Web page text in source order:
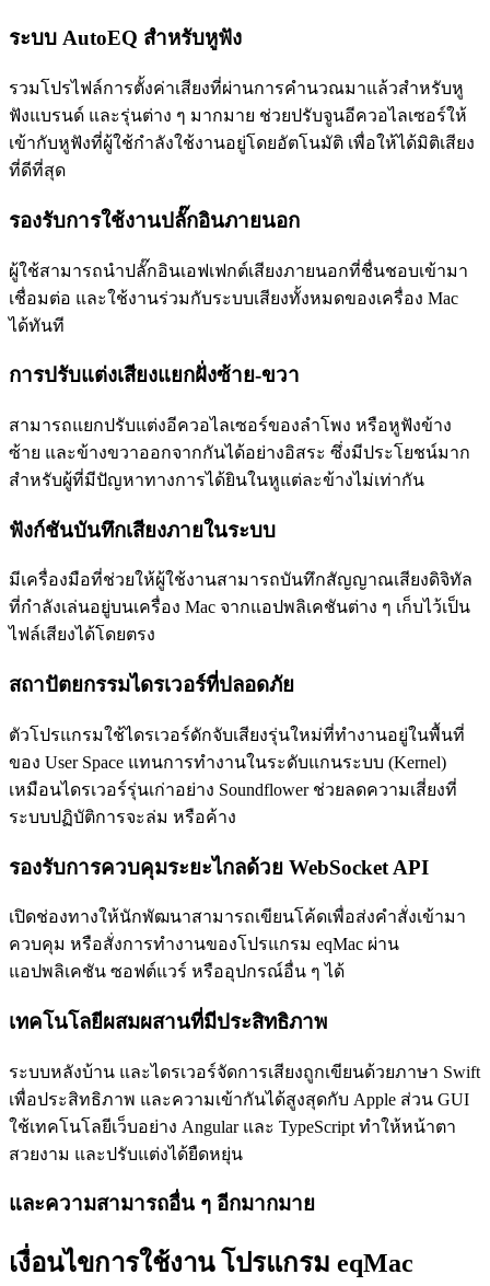
ระบบ AutoEQ สำหรับหูฟัง
รวมโปรไฟล์การตั้งค่าเสียงที่ผ่านการคำนวณมาแล้วสำหรับหู
ฟังแบรนด์ และรุ่นต่าง ๆ มากมาย ช่วยปรับจูนอีควอไลเซอร์ให้
เข้ากับหูฟังที่ผู้ใช้กำลังใช้งานอยู่โดยอัตโนมัติ เพื่อให้ได้มิติเสียง
ที่ดีที่สุด
รองรับการใช้งานปลั๊กอินภายนอก
ผู้ใช้สามารถนำปลั๊กอินเอฟเฟกต์เสียงภายนอกที่ชื่นชอบเข้ามา
เชื่อมต่อ และใช้งานร่วมกับระบบเสียงทั้งหมดของเครื่อง Mac
ได้ทันที
การปรับแต่งเสียงแยกฝั่งซ้าย-ขวา
สามารถแยกปรับแต่งอีควอไลเซอร์ของลำโพง หรือหูฟังข้าง
ซ้าย และข้างขวาออกจากกันได้อย่างอิสระ ซึ่งมีประโยชน์มาก
สำหรับผู้ที่มีปัญหาทางการได้ยินในหูแต่ละข้างไม่เท่ากัน
ฟังก์ชันบันทึกเสียงภายในระบบ
มีเครื่องมือที่ช่วยให้ผู้ใช้งานสามารถบันทึกสัญญาณเสียงดิจิทัล
ที่กำลังเล่นอยู่บนเครื่อง Mac จากแอปพลิเคชันต่าง ๆ เก็บไว้เป็น
ไฟล์เสียงได้โดยตรง
สถาปัตยกรรมไดรเวอร์ที่ปลอดภัย
ตัวโปรแกรมใช้ไดรเวอร์ดักจับเสียงรุ่นใหม่ที่ทำงานอยู่ในพื้นที่
ของ User Space แทนการทำงานในระดับแกนระบบ (Kernel)
เหมือนไดรเวอร์รุ่นเก่าอย่าง Soundflower ช่วยลดความเสี่ยงที่
ระบบปฏิบัติการจะล่ม หรือค้าง
รองรับการควบคุมระยะไกลด้วย WebSocket API
เปิดช่องทางให้นักพัฒนาสามารถเขียนโค้ดเพื่อส่งคำสั่งเข้ามา
ควบคุม หรือสั่งการทำงานของโปรแกรม eqMac ผ่าน
แอปพลิเคชัน ซอฟต์แวร์ หรืออุปกรณ์อื่น ๆ ได้
เทคโนโลยีผสมผสานที่มีประสิทธิภาพ
ระบบหลังบ้าน และไดรเวอร์จัดการเสียงถูกเขียนด้วยภาษา Swift
เพื่อประสิทธิภาพ และความเข้ากันได้สูงสุดกับ Apple ส่วน GUI
ใช้เทคโนโลยีเว็บอย่าง Angular และ TypeScript ทำให้หน้าตา
สวยงาม และปรับแต่งได้ยืดหยุ่น
และความสามารถอื่น ๆ อีกมากมาย
เงื่อนไขการใช้งาน โปรแกรม eqMac